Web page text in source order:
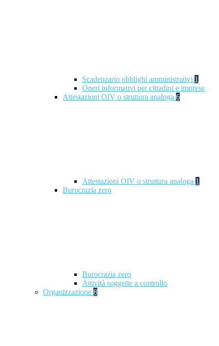
Scadenzario obblighi amministrativi 1
Oneri informativi per cittadini e imprese
Attestazioni OIV o struttura analoga 6
Attestazioni OIV o struttura analoga 1
Burocrazia zero
Burocrazia zero
Attività soggette a controllo
Organizzazione 8